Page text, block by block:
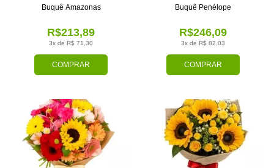
COMPRAR
3x de R$ 71,30
R$213,89
Buquê Amazonas
COMPRAR
3x de R$ 82,03
R$246,09
Buquê Penélope